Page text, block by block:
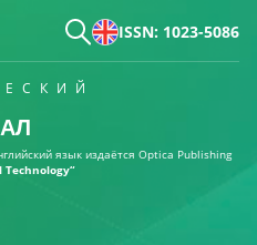
ISSN: 1023-5086
язык издаётся Optica Publishing
Technology“